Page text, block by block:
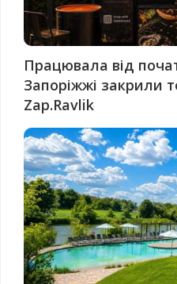
Працювала від
Запоріжжі закрили
Zap.Ravlik